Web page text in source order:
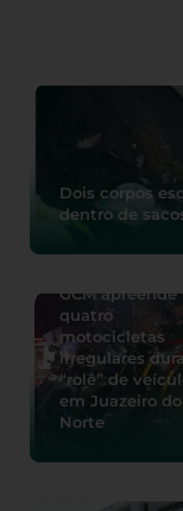
Dois corpos
dentro de
GCM apreende
quatro
motocicletas
irregulares
“rolê” de
em Juazeiro do
Norte